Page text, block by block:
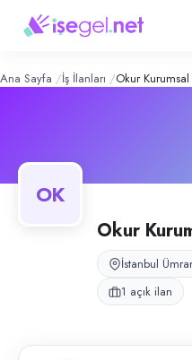
Kurumsal
Konum:
Okur Kurumsal, İstanbul
Ana Sayfa İş İlanları Okur
OK
Okur
İstanbul
1 açık ilan